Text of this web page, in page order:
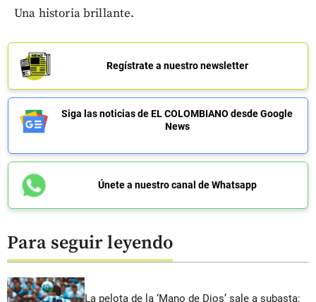
Una historia brillante.
Regístrate a nuestro newsletter
Siga las noticias de EL COLOMBIANO desde Google
News
Únete a nuestro canal de Whatsapp
Para seguir leyendo
La pelota de la ‘Mano de Dios’ sale a subasta: